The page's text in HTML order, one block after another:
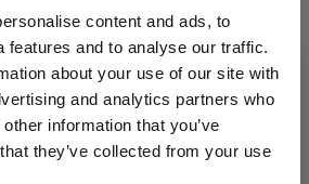
content and ads, to
features and to analyse our traffic.
about your use of our site with
and analytics partners who
information that you’ve
they’ve collected from your use
om in te nemen voor het slapen,
blijft je lichaam voorzien van
je spier herstel bevorderen en
beter op te bouwen.
is niet geschikt
17 jaar. Een voedingssupplement